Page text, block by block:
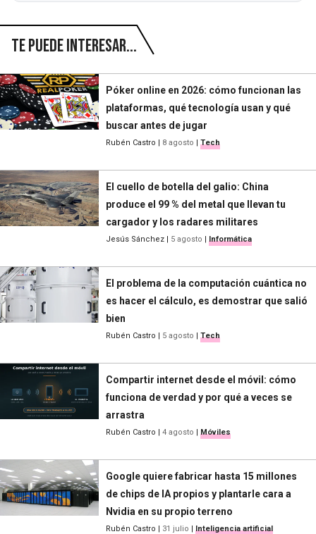
Te puede interesar...
Póker online en 2026: cómo funcionan las
plataformas, qué tecnología usan y qué
buscar antes de jugar
Rubén Castro | 8 agosto | Tech
El cuello de botella del galio: China
produce el 99 % del metal que llevan tu
cargador y los radares militares
Jesús Sánchez | 5 agosto | Informática
El problema de la computación cuántica no
es hacer el cálculo, es demostrar que salió
bien
Rubén Castro | 5 agosto | Tech
Compartir internet desde el móvil: cómo
funciona de verdad y por qué a veces se
arrastra
Rubén Castro | 4 agosto | Móviles
Google quiere fabricar hasta 15 millones
de chips de IA propios y plantarle cara a
Nvidia en su propio terreno
Rubén Castro | 31 julio | Inteligencia artificial